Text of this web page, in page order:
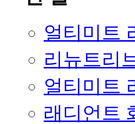
얼티미트
리뉴트리
얼티미트
래디언트